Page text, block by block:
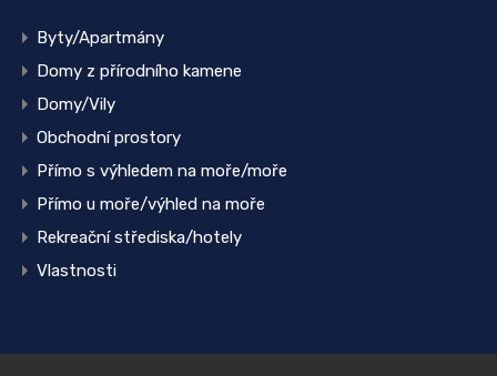
Byty/Apartmány
Domy z přírodního kamene
Domy/Vily
Obchodní prostory
Přímo s výhledem na moře/moře
Přímo u moře/výhled na moře
Rekreační střediska/hotely
Vlastnosti